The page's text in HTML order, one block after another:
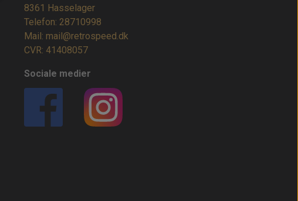
8361 Hasselager
Telefon: 28710998
Mail: mail@retrospeed.dk
CVR: 41408057
Sociale medier